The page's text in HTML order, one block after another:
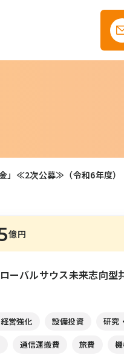
」≪2次公募≫（令和6年度）
億円
ーバルサウス未来志向
営強化 設備投資 研究
通信運搬費 旅費